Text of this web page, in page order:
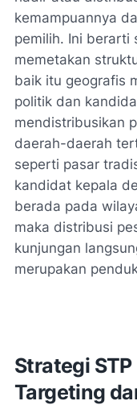
kemampuannya
pemilih. Ini berarti
memetakan
baik itu geografis
politik dan
mendistribusikan
daerah-daerah
seperti pasar
kandidat kepala
berada pada
maka distribusi
kunjungan
merupakan
Strategi
Targeting